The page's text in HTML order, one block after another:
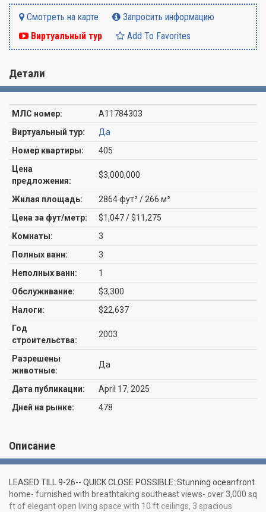
Смотреть на карте
Запросить информацию
Виртуальный тур
Add To Favorites
Детали
МЛС номер:
A11784303
Виртуальный тур:
Да
Номер квартиры:
405
Цена
предложения:
$3,000,000
Жилая площадь:
2864 фут² / 266 м²
Цена за фут/метр:
$1,047 / $11,275
Комнаты:
3
Полных ванн:
3
Неполных ванн:
1
Обслуживание:
$3,300
Налоги:
$22,637
Год
строительства:
2003
Разрешены
животные:
Да
Дата публикации:
April 17, 2025
Дней на рынке:
478
Описание
LEASED TILL 9-26-- QUICK CLOSE POSSIBLE: Stunning oceanfront
home- furnished with breathtaking southeast views- over 3,000 sq
ft of elegant open living space with 10 ft ceilings, 3 spacious